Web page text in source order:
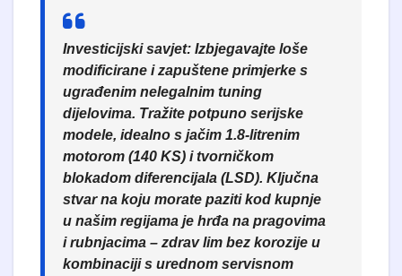
Investicijski savjet: Izbjegavajte loše
modificirane i zapuštene primjerke s
ugrađenim nelegalnim tuning
dijelovima. Tražite potpuno serijske
modele, idealno s jačim 1.8-litrenim
motorom (140 KS) i tvorničkom
blokadom diferencijala (LSD). Ključna
stvar na koju morate paziti kod kupnje
u našim regijama je hrđa na pragovima
i rubnjacima – zdrav lim bez korozije u
kombinaciji s urednom servisnom